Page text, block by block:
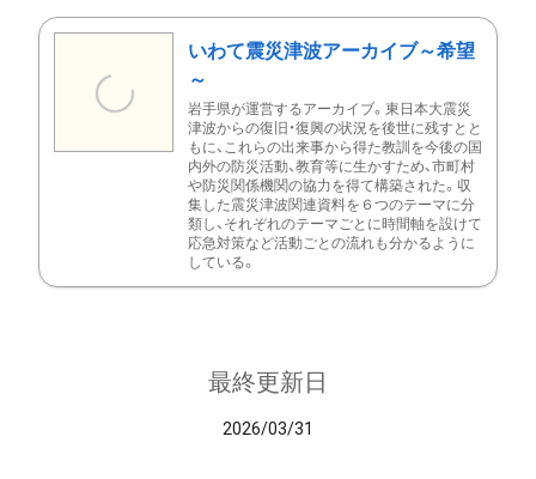
いわて震災津波アーカイブ～希望
～
岩手県が運営するアーカイブ。東日本大震災
津波からの復旧・復興の状況を後世に残すとと
もに、これらの出来事から得た教訓を今後の国
内外の防災活動、教育等に生かすため、市町村
や防災関係機関の協力を得て構築された。収
集した震災津波関連資料を６つのテーマに分
類し、それぞれのテーマごとに時間軸を設けて
応急対策など活動ごとの流れも分かるように
している。
最終更新日
2026/03/31